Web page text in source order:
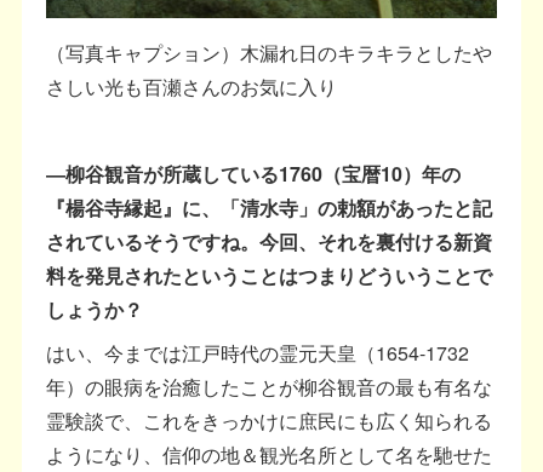
（写真キャプション）木漏れ日のキラキラとしたや
さしい光も百瀬さんのお気に入り
―柳谷観音が所蔵している1760（宝暦10）年の
『楊谷寺縁起』に、「清水寺」の勅額があったと記
されているそうですね。今回、それを裏付ける新資
料を発見されたということはつまりどういうことで
しょうか？
はい、今までは江戸時代の霊元天皇（1654-1732
年）の眼病を治癒したことが柳谷観音の最も有名な
霊験談で、これをきっかけに庶民にも広く知られる
ようになり、信仰の地＆観光名所として名を馳せた